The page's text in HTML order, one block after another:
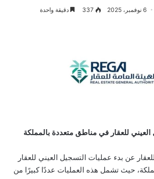
6 نوفمبر، 2025 337 دقيقة واحدة
للعقار في مناطق متعددة بالمملكة
عن بدء عمليات التسجيل العيني للعقار
حيث تشمل هذه العمليات عددًا كبيرًا من